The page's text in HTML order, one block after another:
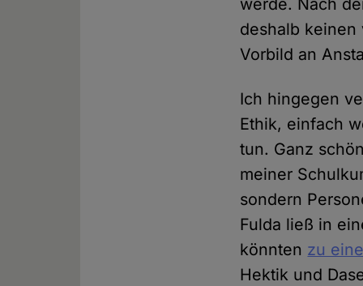
werde. Nach
deshalb keinen
Vorbild an
Ich hingegen
Ethik, einfach
tun. Ganz
meiner
sondern
Fulda ließ in
könnten zu
Hektik und